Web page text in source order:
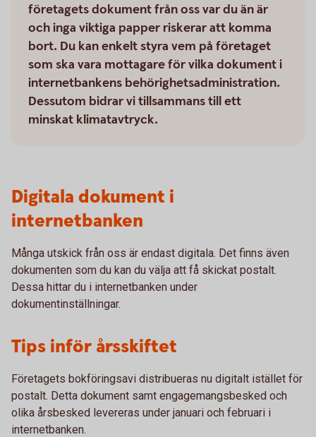
företagets dokument från oss var du än är
och inga viktiga papper riskerar att komma
bort. Du kan enkelt styra vem på företaget
som ska vara mottagare för vilka dokument i
internetbankens behörighetsadministration.
Dessutom bidrar vi tillsammans till ett
minskat klimatavtryck.
Digitala dokument i
internetbanken
Många utskick från oss är endast digitala. Det finns även
dokumenten som du kan du välja att få skickat postalt.
Dessa hittar du i internetbanken under
dokumentinställningar.
Tips inför årsskiftet
Företagets bokföringsavi distribueras nu digitalt istället för
postalt. Detta dokument samt engagemangsbesked och
olika årsbesked levereras under januari och februari i
internetbanken.